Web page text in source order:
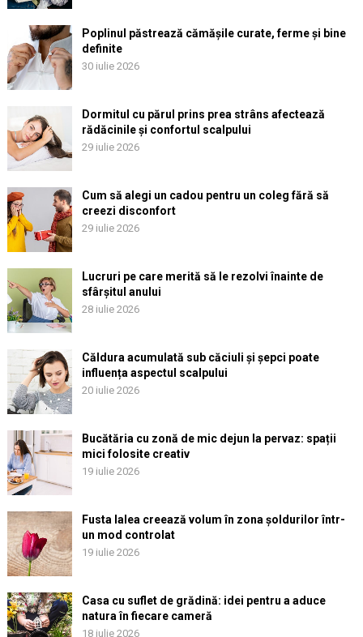
Poplinul păstrează cămășile curate, ferme și bine
definite
30 iulie 2026
Dormitul cu părul prins prea strâns afectează
rădăcinile și confortul scalpului
29 iulie 2026
Cum să alegi un cadou pentru un coleg fără să
creezi disconfort
29 iulie 2026
Lucruri pe care merită să le rezolvi înainte de
sfârșitul anului
28 iulie 2026
Căldura acumulată sub căciuli și șepci poate
influența aspectul scalpului
20 iulie 2026
Bucătăria cu zonă de mic dejun la pervaz: spații
mici folosite creativ
19 iulie 2026
Fusta lalea creează volum în zona șoldurilor într-
un mod controlat
19 iulie 2026
Casa cu suflet de grădină: idei pentru a aduce
natura în fiecare cameră
18 iulie 2026